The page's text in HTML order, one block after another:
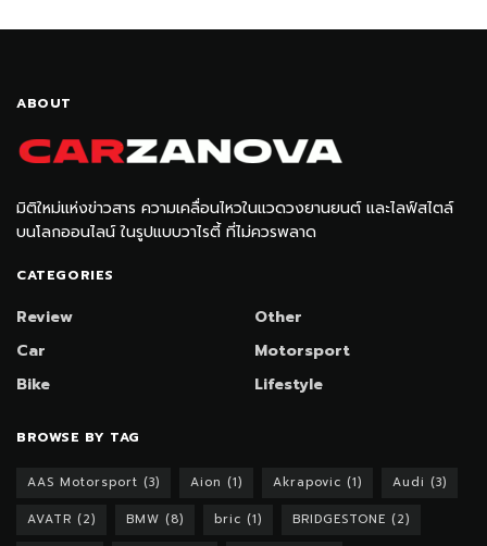
ABOUT
มิติใหม่แห่งข่าวสาร ความเคลื่อนไหวในแวดวงยานยนต์ และไลฟ์สไตล์
บนโลกออนไลน์ ในรูปแบบวาไรตี้ ที่ไม่ควรพลาด
CATEGORIES
Review
Car
Bike
Other
Motorsport
Lifestyle
BROWSE BY TAG
AAS Motorsport (3) Aion (1) Akrapovic (1) Audi (3)
AVATR (2) BMW (8) bric (1) BRIDGESTONE (2)